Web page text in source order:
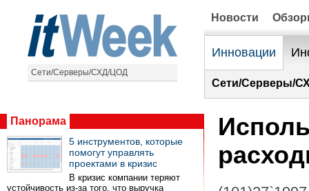
Сети/Серверы/СХД/ЦОД
Новости
Инновации
Сети/Серверы/
Панорама
5 инструментов, которые
помогут управлять
проектами в кризис
В кризис компании теряют
устойчивость из-за того, что выручка